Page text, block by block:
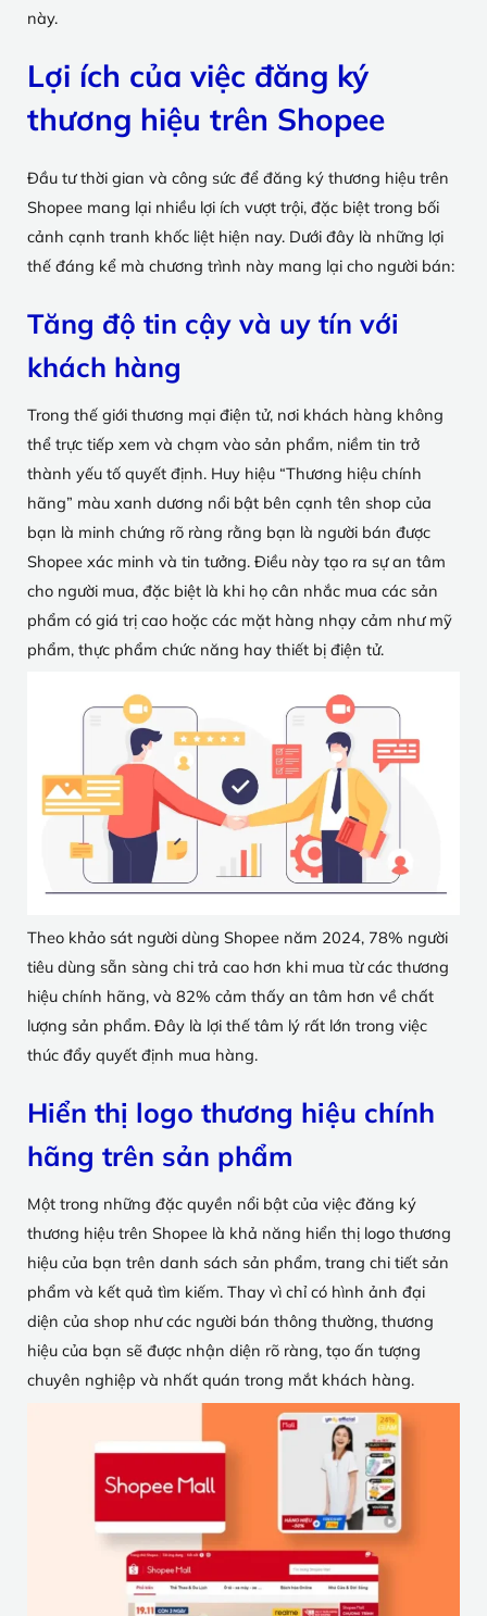
này.
Lợi ích của việc đăng ký
thương hiệu trên Shopee
Đầu tư thời gian và công sức để đăng ký thương hiệu trên
Shopee mang lại nhiều lợi ích vượt trội, đặc biệt trong bối
cảnh cạnh tranh khốc liệt hiện nay. Dưới đây là những lợi
thế đáng kể mà chương trình này mang lại cho người bán:
Tăng độ tin cậy và uy tín với
khách hàng
Trong thế giới thương mại điện tử, nơi khách hàng không
thể trực tiếp xem và chạm vào sản phẩm, niềm tin trở
thành yếu tố quyết định. Huy hiệu “Thương hiệu chính
hãng” màu xanh dương nổi bật bên cạnh tên shop của
bạn là minh chứng rõ ràng rằng bạn là người bán được
Shopee xác minh và tin tưởng. Điều này tạo ra sự an tâm
cho người mua, đặc biệt là khi họ cân nhắc mua các sản
phẩm có giá trị cao hoặc các mặt hàng nhạy cảm như mỹ
phẩm, thực phẩm chức năng hay thiết bị điện tử.
Theo khảo sát người dùng Shopee năm 2024, 78% người
tiêu dùng sẵn sàng chi trả cao hơn khi mua từ các thương
hiệu chính hãng, và 82% cảm thấy an tâm hơn về chất
lượng sản phẩm. Đây là lợi thế tâm lý rất lớn trong việc
thúc đẩy quyết định mua hàng.
Hiển thị logo thương hiệu chính
hãng trên sản phẩm
Một trong những đặc quyền nổi bật của việc đăng ký
thương hiệu trên Shopee là khả năng hiển thị logo thương
hiệu của bạn trên danh sách sản phẩm, trang chi tiết sản
phẩm và kết quả tìm kiếm. Thay vì chỉ có hình ảnh đại
diện của shop như các người bán thông thường, thương
hiệu của bạn sẽ được nhận diện rõ ràng, tạo ấn tượng
chuyên nghiệp và nhất quán trong mắt khách hàng.